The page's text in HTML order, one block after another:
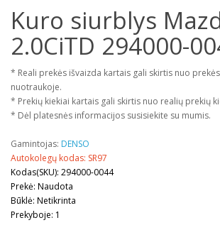
Kuro siurblys
2.0CiTD 294000-
* Reali prekės išvaizda kartais gali skirtis nuo
nuotraukoje.
* Prekių kiekiai kartais gali skirtis nuo realių prekių
* Dėl platesnės informacijos susisiekite su mumis.
Gamintojas: DENSO
Autokolegų kodas: SR97
Kodas(SKU): 294000-0044
Prekė: Naudota
Būklė: Netikrinta
Prekyboje: 1